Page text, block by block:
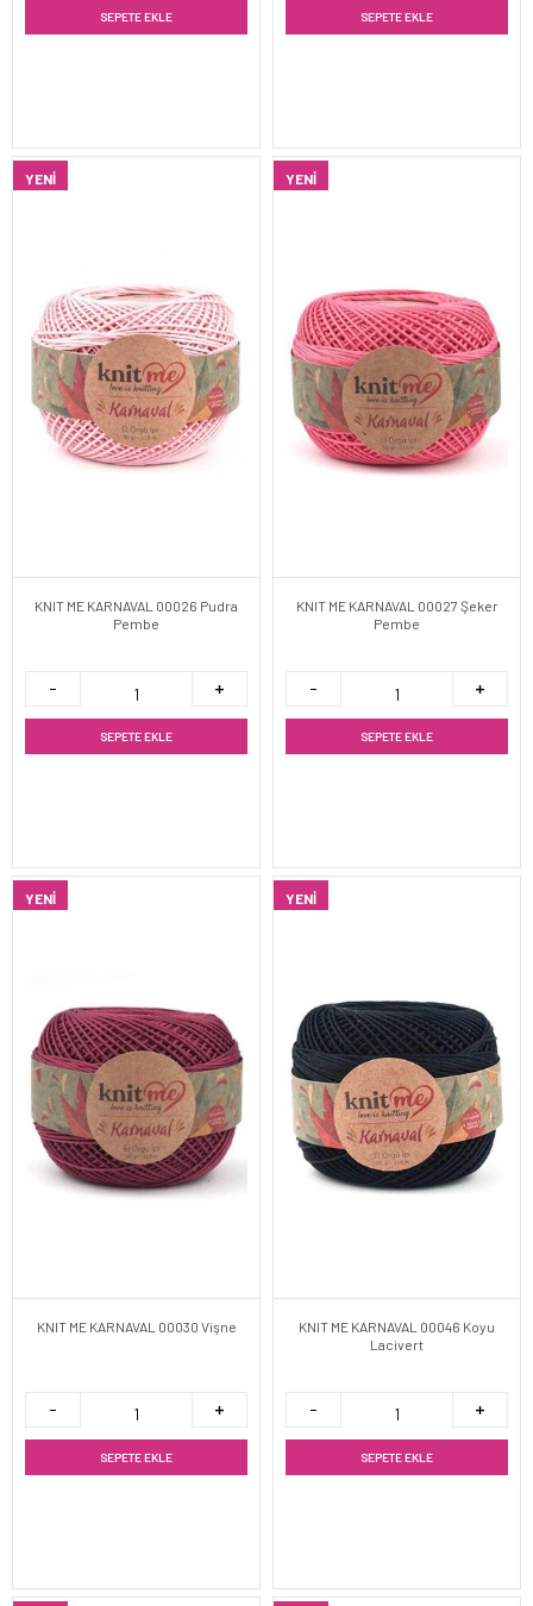
SEPETE EKLE SEPETE EKLE
YENI
KNIT ME KARNAVAL 00026 Pudra
Pembe
SEPETE EKLE
YENI
KNIT ME KARNAVAL 00027 Şeker
Pembe
SEPETE EKLE
YENI
KNIT ME KARNAVAL 00030 Vişne
SEPETE EKLE
YENI
KNIT ME KARNAVAL 00046 Koyu
Lacivert
SEPETE EKLE